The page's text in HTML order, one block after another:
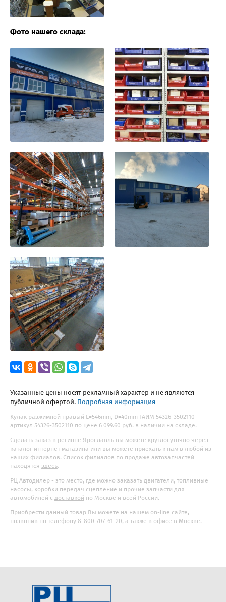
Фото нашего склада:
Указанные цены носят рекламный характер и не являются
публичной офертой. Подробная информация
Кулак разжимной правый L=546mm, D=40mm ТАИМ 54326-3502110
артикул 54326-3502110 по цене 6 099.60 руб. в наличии на складе.
Сделать заказ в регионе Ярославль вы можете круглосуточно через
каталог интернет магазина или вы можете приехать к нам в любой из
наших филиалов. Список филиалов по продаже автозапчастей
находятся здесь.
РЦ Автодилер - это место, где можно заказать двигатели, топливные
насосы, коробки передач сцепление и прочие запчасти для
автомобилей с доставкой по Москве и всей России.
Приобрести данный товар Вы можете на нашем on-line сайте,
позвонив по телефону 8-800-707-61-20, а также в офисе в Москве.